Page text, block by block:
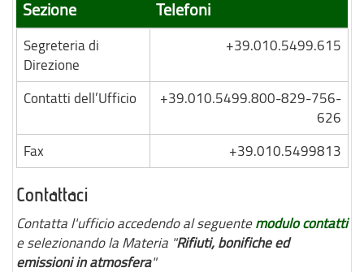
Sezione Telefoni
Segreteria di
Direzione
+39.010.5499.615
Contatti dell’Ufficio
+39.010.5499.800-829-756-
626
Fax
+39.010.5499813
Contattaci
Contatta l'ufficio accedendo al seguentemodulo contatti
e selezionando la Materia "Rifiuti, bonifiche ed
emissioni in atmosfera"